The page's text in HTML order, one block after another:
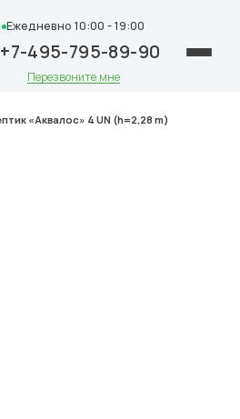
Ежедневно 10:00 - 19:00
+7-495-795-89-90
Перезвоните мне
«Аквалос» 4 UN (h=2,28 m)